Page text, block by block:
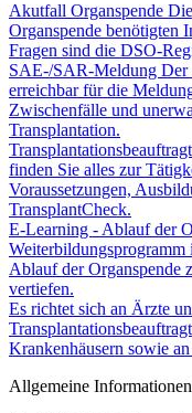
Akutfall Organspende
Organspende benötigten
Fragen sind die DSO-
SAE-/SAR-Meldung Der
erreichbar für die
Zwischenfälle und
Transplantation.
finden Sie alles zur
Voraussetzungen,
TransplantCheck.
E-Learning - Ablauf der
Weiterbildungsprogramm
Ablauf der Organspende
vertiefen.
Es richtet sich an Ärzte
Krankenhäusern sowie
Allgemeine Informationen